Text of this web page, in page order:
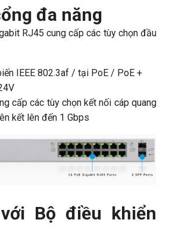
đa năng
RJ45 cung cấp các tùy chọn đầu
IEEE 802.3af / tại PoE / PoE +
cấp các tùy chọn kết nối cáp quang
kết lên đến 1 Gbps
Bộ điều khiển